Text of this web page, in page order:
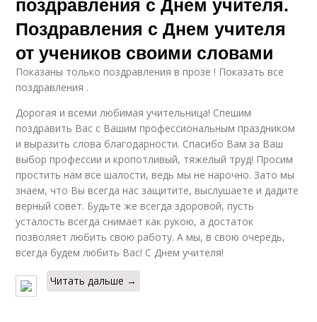
Поздравления с Днем учителя
от учеников своими словами
Показаны только поздравления в прозе ! Показать все
поздравления .
Дорогая и всеми любимая учительница! Спешим
поздравить Вас с Вашим профессиональным праздником
и выразить слова благодарности. Спасибо Вам за Ваш
выбор профессии и кропотливый, тяжелый труд! Просим
простить нам все шалости, ведь мы не нарочно. Зато мы
знаем, что Вы всегда нас защитите, выслушаете и дадите
верный совет. Будьте же всегда здоровой, пусть
усталость всегда снимает как рукою, а достаток
позволяет любить свою работу. А мы, в свою очередь,
всегда будем любить Вас! С Днем учителя!
Читать дальше →